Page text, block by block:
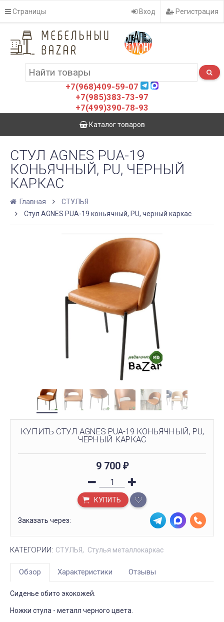
Страницы Вход Регистрация
+7(968)409-59-07
+7(985)383-73-97
+7(499)390-78-93
Каталог товаров
СТУЛ AGNES PUA-19
КОНЬЯЧНЫЙ, PU, ЧЕРНЫЙ
КАРКАС
Главная
СТУЛЬЯ
Стул AGNES PUA-19 коньячный, PU, черный каркас
КУПИТЬ СТУЛ AGNES PUA-19 КОНЬЯЧНЫЙ, PU,
ЧЕРНЫЙ КАРКАС
9 700 ₽
КУПИТЬ
Заказать через:
КАТЕГОРИИ: СТУЛЬЯ Стулья металлокаркас
Обзор Характеристики Отзывы
Сиденье обито экокожей.
Ножки стула - металл черного цвета.